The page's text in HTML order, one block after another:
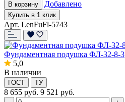
В корзину
Добавлено
Купить в 1 клик
Арт. LenFuFl-5743
Фундаментная подушка ФЛ-32-8-3
5,0
В наличии
ГОСТ ТУ
8 655 руб. 9 521 руб.